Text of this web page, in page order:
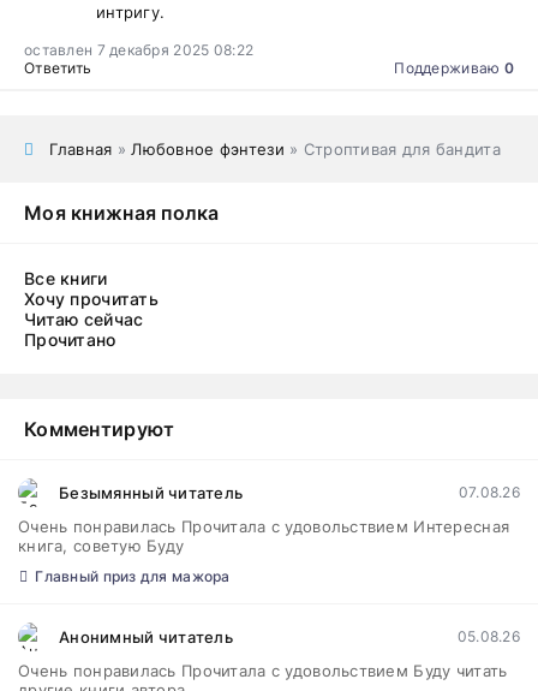
интригу.
оставлен 7 декабря 2025 08:22
Ответить
Поддерживаю 0
Главная » Любовное фэнтези » Строптивая для бандита
Моя книжная полка
Все книги
Хочу прочитать
Читаю сейчас
Прочитано
Комментируют
Безымянный читатель 07.08.26
Очень понравилась Прочитала с удовольствием Интересная
книга, советую Буду
Главный приз для мажора
Анонимный читатель 05.08.26
Очень понравилась Прочитала с удовольствием Буду читать